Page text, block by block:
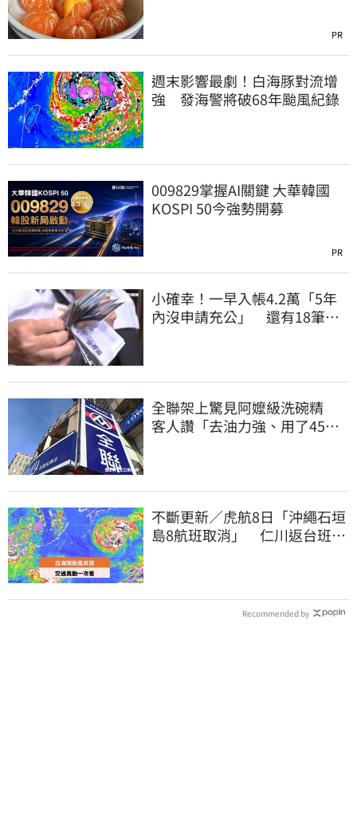
PR
週末影響最劇！白海豚對流增
強 發海警將破68年颱風紀錄
009829掌握AI關鍵 大華韓國
KOSPI 50今強勢開募
PR
小確幸！一早入帳4.2萬「5年
內沒申請充公」 還有18筆錢
全聯架上驚見阿嬤級洗碗精
客人讚「去油力強、用了45
不斷更新／虎航8日「沖繩石垣
島8航班取消」 仁川返台班機
Recommended by